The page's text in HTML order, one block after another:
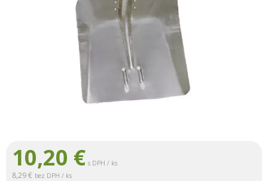
10,20 € s DPH / ks
8,29 € bez DPH / ks